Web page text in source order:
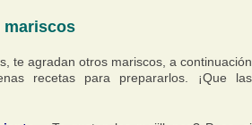
mariscos
te agradan otros mariscos, a continuación
recetas para prepararlos. ¡Que las